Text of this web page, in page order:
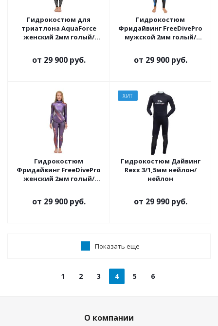
Гидрокостюм для
триатлона AquaForce
женский 2мм голый/
от 29 900 руб.
Гидрокостюм
Фридайвинг FreeDivePro
мужской 2мм голый/
от 29 900 руб.
Гидрокостюм
Фридайвинг FreeDivePro
женский 2мм голый/
от 29 900 руб.
ХИТ
Гидрокостюм Дайвинг
Rexx 3/1,5мм нейлон/
нейлон
от 29 990 руб.
Показать еще
1 2 3 4 5 6
О компании